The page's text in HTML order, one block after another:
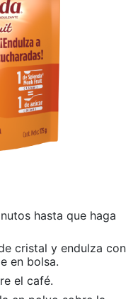
hasta que haga
cristal y endulza con
en bolsa.
el café.